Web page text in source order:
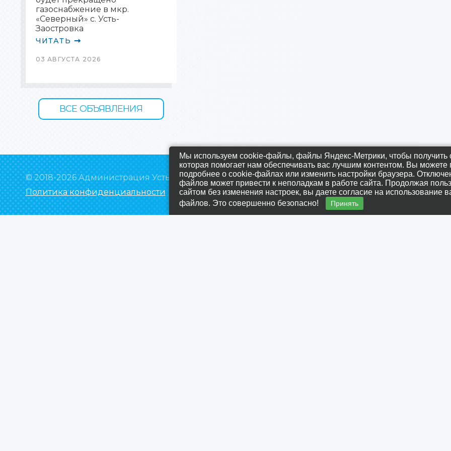
газоснабжение в мкр.
«Северный» с. Усть-
Заостровка
ЧИТАТЬ
03 АВГУСТА 2026
ВСЕ ОБЪЯВЛЕНИЯ
© 2018-2026 Администрация Усть-Заостровского сельского поселения Омского муниципального
Политика конфиденциальности
Мы используем cookie-файлы, файлы Яндекс-Метрики, чтобы получить
которая помогает нам обеспечивать вас лучшим контентом. Вы можете
подробнее о cookie-файлах или изменить настройки браузера.
файлов может привести к неполадкам в работе сайта. Продолжая
сайтом без изменения настроек, вы даете согласие на использование
файлов. Это совершенно безопасно!
Принять